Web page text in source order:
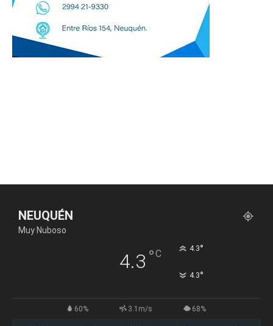
NEUQUÉN
Muy Nuboso
4.3 °C 4.3°
4.3°
60% 3.1m/s 68%